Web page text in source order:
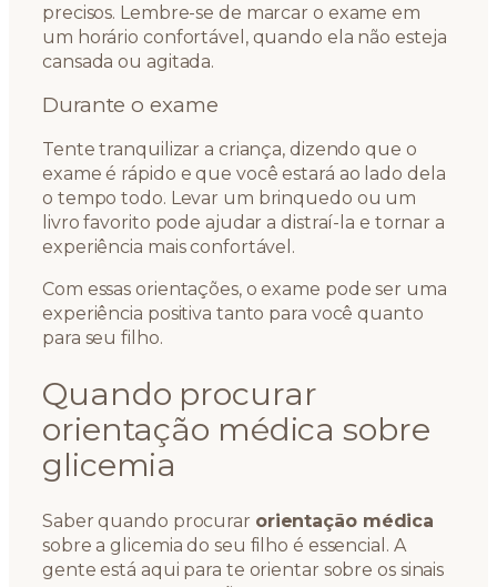
precisos. Lembre-se de marcar o exame em
um horário confortável, quando ela não esteja
cansada ou agitada.
Durante o exame
Tente tranquilizar a criança, dizendo que o
exame é rápido e que você estará ao lado dela
o tempo todo. Levar um brinquedo ou um
livro favorito pode ajudar a distraí-la e tornar a
experiência mais confortável.
Com essas orientações, o exame pode ser uma
experiência positiva tanto para você quanto
para seu filho.
Quando procurar
orientação médica sobre
glicemia
Saber quando procurar orientação médica
sobre a glicemia do seu filho é essencial. A
gente está aqui para te orientar sobre os sinais